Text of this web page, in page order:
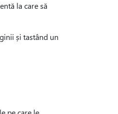
la care să
și tastând un